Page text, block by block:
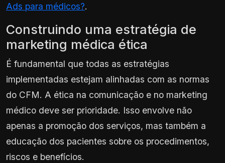
Ads para médicos?.
Construindo uma estratégia de
marketing médica ética
É fundamental que todas as estratégias
implementadas estejam alinhadas com as normas
do CFM. A ética na comunicação e no marketing
médico deve ser prioridade. Isso envolve não
apenas a promoção dos serviços, mas também a
educação dos pacientes sobre os procedimentos,
riscos e benefícios.